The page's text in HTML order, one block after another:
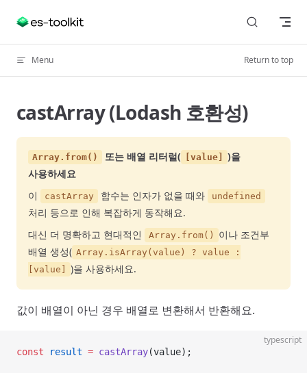
Skip to content
Menu Return to top
castArray (Lodash 호환성)
Array.from() 또는 배열 리터럴( [value]
)을
사용하세요
이
castArray 함수는 인자가 없을 때와 undefined
처리 등으로 인해 복잡하게 동작해요.
대신 더 명확하고 현대적인
Array.from()
이나 조건부
배열 생성( Array.isArray(value) ? value :
[value]
)을 사용하세요.
값이 배열이 아닌 경우 배열로 변환해서 반환해요.
typescript
const result = castArray(value);